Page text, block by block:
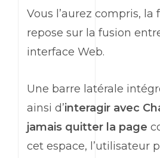
Vous l’aurez compris, la
repose sur la fusion
interface Web.
Une barre latérale
ainsi d’interagir avec
jamais quitter la page
cet espace, l’utilisateur